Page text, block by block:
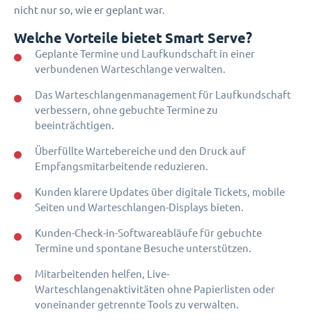
nicht nur so, wie er geplant war.
Welche Vorteile bietet Smart Serve?
Geplante Termine und Laufkundschaft in einer
verbundenen Warteschlange verwalten.
Das Warteschlangenmanagement für Laufkundschaft
verbessern, ohne gebuchte Termine zu
beeinträchtigen.
Überfüllte Wartebereiche und den Druck auf
Empfangsmitarbeitende reduzieren.
Kunden klarere Updates über digitale Tickets, mobile
Seiten und Warteschlangen-Displays bieten.
Kunden-Check-in-Softwareabläufe für gebuchte
Termine und spontane Besuche unterstützen.
Mitarbeitenden helfen, Live-
Warteschlangenaktivitäten ohne Papierlisten oder
voneinander getrennte Tools zu verwalten.